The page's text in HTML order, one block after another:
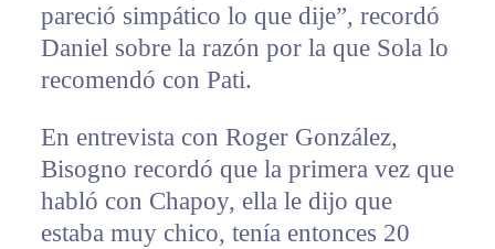
pareció simpático lo que dije”, recordó
Daniel sobre la razón por la que Sola lo
recomendó con Pati.
En entrevista con Roger González,
Bisogno recordó que la primera vez que
habló con Chapoy, ella le dijo que
estaba muy chico, tenía entonces 20